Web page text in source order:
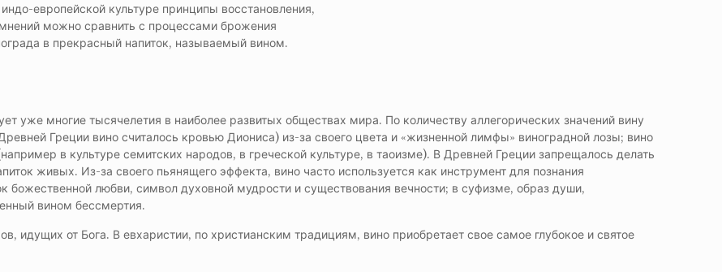
европейской культуре принципы восстановления,
можно сравнить с процессами брожения
в прекрасный напиток, называемый вином.
уже многие тысячелетия в наиболее развитых обществах мира. По количеству аллегорических значений вину
Греции вино считалось кровью Диониса) из-за своего цвета и «жизненной лимфы» виноградной лозы; вино
в культуре семитских народов, в греческой культуре, в таоизме). В Древней Греции запрещалось делать
живых. Из-за своего пьянящего эффекта, вино часто используется как инструмент для познания
божественной любви, символ духовной мудрости и существования вечности; в суфизме, образ души,
вином бессмертия.
идущих от Бога. В евхаристии, по христианским традициям, вино приобретает свое самое глубокое и святое